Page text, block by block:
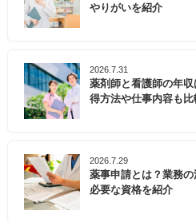
やりがいを紹介
2026.7.31
薬剤師と看護師の年
得方法や仕事内容も比
2026.7.29
薬事申請とは？業務
必要な資格を紹介